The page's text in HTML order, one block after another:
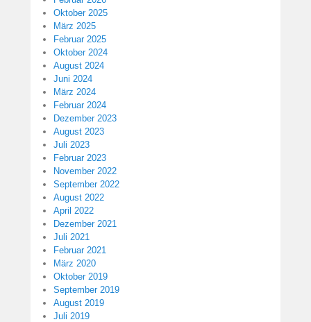
Oktober 2025
März 2025
Februar 2025
Oktober 2024
August 2024
Juni 2024
März 2024
Februar 2024
Dezember 2023
August 2023
Juli 2023
Februar 2023
November 2022
September 2022
August 2022
April 2022
Dezember 2021
Juli 2021
Februar 2021
März 2020
Oktober 2019
September 2019
August 2019
Juli 2019